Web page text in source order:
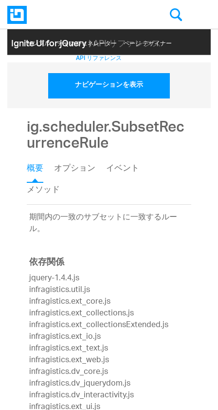
Ignite UI for jQuery| API リファレンス
サンプル テーマ ジェネレーター ページ デザイナー
ヘルプ トピック API リファレンス
ナビゲーションを表示
ig.scheduler.SubsetRec
urrenceRule
概要 オプション
イベント
メソッド
期間内の一致のサブセットに一致するルー
ル。
依存関係
jquery-1.4.4.js
infragistics.util.js
infragistics.ext_core.js
infragistics.ext_collections.js
infragistics.ext_collectionsExtended.js
infragistics.ext_io.js
infragistics.ext_text.js
infragistics.ext_web.js
infragistics.dv_core.js
infragistics.dv_jquerydom.js
infragistics.dv_interactivity.js